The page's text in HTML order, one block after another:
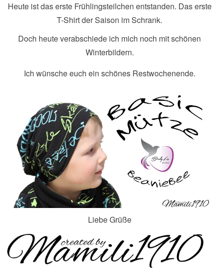
Heute ist das erste Frühlingsteilchen entstanden. Das erste
T-Shirt der Saison im Schrank.
Doch heute verabschiede ich mich noch mit schönen
Winterbildern.
Ich wünsche euch ein schönes Restwochenende.
Liebe Grüße